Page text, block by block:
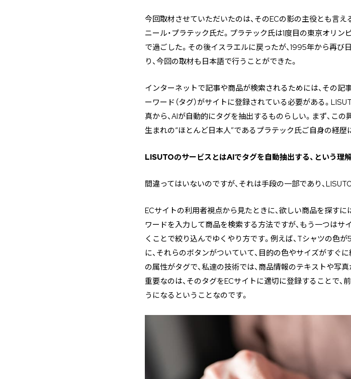
今回取材させていただいたのは、そのECの影の主役とも言
ニール・プラテック氏だ。プラテック氏は1度目の東京オリン
で過ごした。その後イスラエルに戻ったが、1995年から再び
り、今回の取材も日本語で行うことができた。
インターネットで記事や商品が検索されるためには、その記
ーワード（タグ）がサイトに登録されている必要がある。
真から、AIが自動的にタグを抽出するものらしい。まず、こ
生まれの“ほとんど日本人”であるプラテック氏ご自身の経歴
―――LISUTOのサービスとはAIでタグを自動抽出する、という
間違ってはいないのですが、それは手段の一部であり、
ECサイトの利用者視点から見たときに、欲しい商品を探す
ワードを入力して商品を検索する方法ですが、もう一つは
くことで絞り込んでゆくやり方です。例えば、Tシャツの色
に、それらのボタンがついていて、目的の色やサイズがすぐ
の属性がタグで、私達の技術では、商品情報のテキストや写
重要なのは、そのタグをECサイトに適切に登録することで
うになるということなのです。